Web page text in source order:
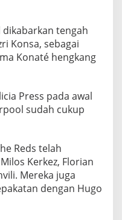
dikabarkan tengah
Konsa, sebagai
Konaté hengkang
Press pada awal
sudah cukup
Reds telah
Kerkez, Florian
Mereka juga
dengan Hugo